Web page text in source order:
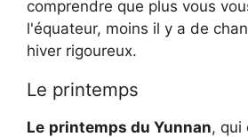
comprendre que plus vous
l'équateur, moins il y a de
hiver rigoureux.
Le printemps
Le printemps du Yunnan, qui